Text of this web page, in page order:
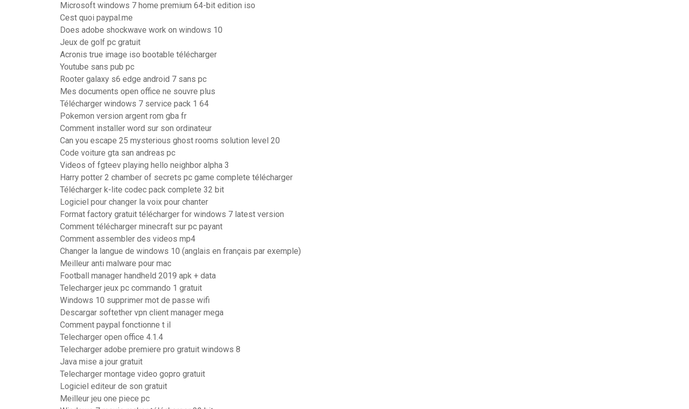
Microsoft windows 7 home premium 64-bit edition iso
Cest quoi paypal.me
Does adobe shockwave work on windows 10
Jeux de golf pc gratuit
Acronis true image iso bootable télécharger
Youtube sans pub pc
Rooter galaxy s6 edge android 7 sans pc
Mes documents open office ne souvre plus
Télécharger windows 7 service pack 1 64
Pokemon version argent rom gba fr
Comment installer word sur son ordinateur
Can you escape 25 mysterious ghost rooms solution level 20
Code voiture gta san andreas pc
Videos of fgteev playing hello neighbor alpha 3
Harry potter 2 chamber of secrets pc game complete télécharger
Télécharger k-lite codec pack complete 32 bit
Logiciel pour changer la voix pour chanter
Format factory gratuit télécharger for windows 7 latest version
Comment télécharger minecraft sur pc payant
Comment assembler des videos mp4
Changer la langue de windows 10 (anglais en français par exemple)
Meilleur anti malware pour mac
Football manager handheld 2019 apk + data
Telecharger jeux pc commando 1 gratuit
Windows 10 supprimer mot de passe wifi
Descargar softether vpn client manager mega
Comment paypal fonctionne t il
Telecharger open office 4.1.4
Telecharger adobe premiere pro gratuit windows 8
Java mise a jour gratuit
Telecharger montage video gopro gratuit
Logiciel editeur de son gratuit
Meilleur jeu one piece pc